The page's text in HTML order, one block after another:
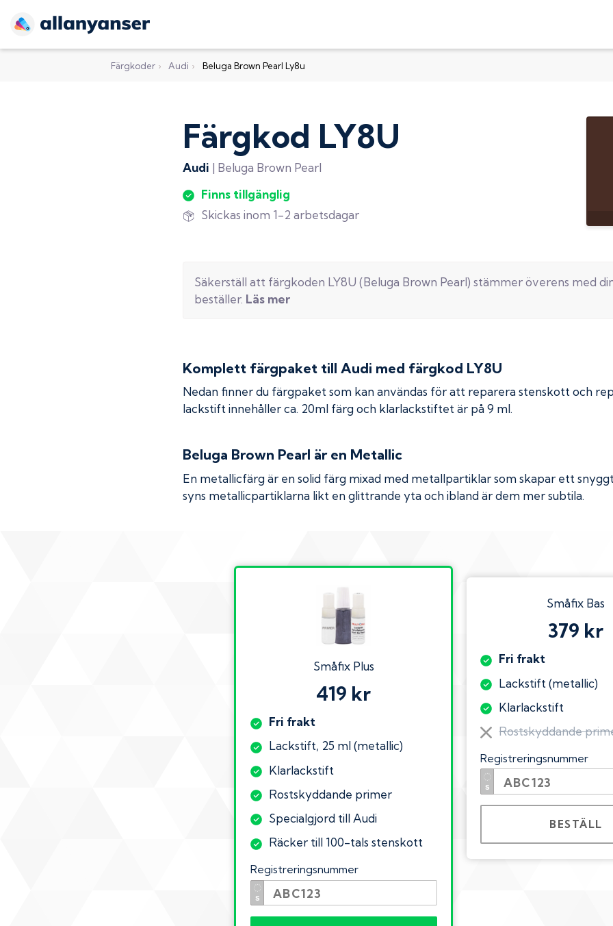
Färgkoder › Audi › Beluga Brown Pearl Ly8u
Färgkod LY8U
Audi | Beluga Brown Pearl
Finns tillgänglig
Skickas inom 1-2 arbetsdagar
Säkerställ att färgkoden LY8U (Beluga Brown Pearl) stämmer överens med
beställer. Läs mer
Komplett färgpaket till Audi med färgkod LY8U
Nedan finner du färgpaket som kan användas för att reparera stenskott och
lackstift innehåller ca. 20ml färg och klarlackstiftet är på 9 ml.
Beluga Brown Pearl är en Metallic
En metallicfärg är en solid färg mixad med metallpartiklar som skapar ett
syns metallicpartiklarna likt en glittrande yta och ibland är dem mer subtila.
Småfix Plus
419 kr
Fri frakt
Lackstift, 25 ml (metallic)
Klarlackstift
Rostskyddande primer
Specialgjord till Audi
Räcker till 100-tals stenskott
Registreringsnummer
Småfix Bas
379 kr
Fri frakt
Lackstift (metallic)
Klarlackstift
Rostskyddande
Registreringsnummer
BESTÄLL